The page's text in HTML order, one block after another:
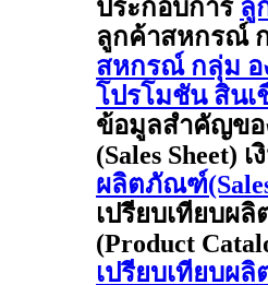
ประกอบการ ลู
ลูกค้าสหกรณ์
สหกรณ์ กลุ่ม อ
โปรโมชัน สินเ
ข้อมูลสำคัญข
(Sales Sheet) เ
ผลิตภัณฑ์
เปรียบเทียบผ
(Product
เปรียบเทียบผ